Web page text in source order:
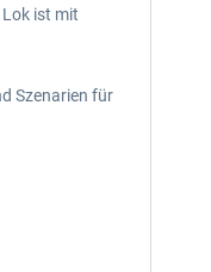
ist mit
Szenarien für